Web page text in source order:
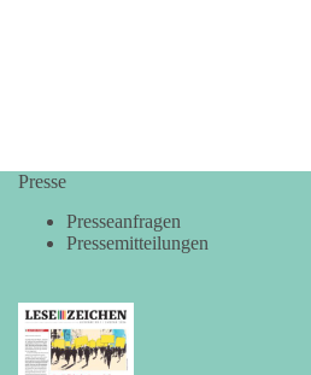
Presse
Presseanfragen
Pressemitteilungen